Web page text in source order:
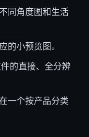
同角度图和生活
的小预览图。
的直接、全分辨
一个按产品分类